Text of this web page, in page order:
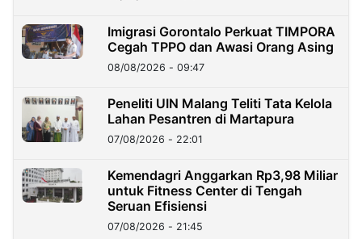
Imigrasi Gorontalo Perkuat TIMPORA
Cegah TPPO dan Awasi Orang Asing
08/08/2026 - 09:47
Peneliti UIN Malang Teliti Tata Kelola
Lahan Pesantren di Martapura
07/08/2026 - 22:01
Kemendagri Anggarkan Rp3,98 Miliar
untuk Fitness Center di Tengah
Seruan Efisiensi
07/08/2026 - 21:45